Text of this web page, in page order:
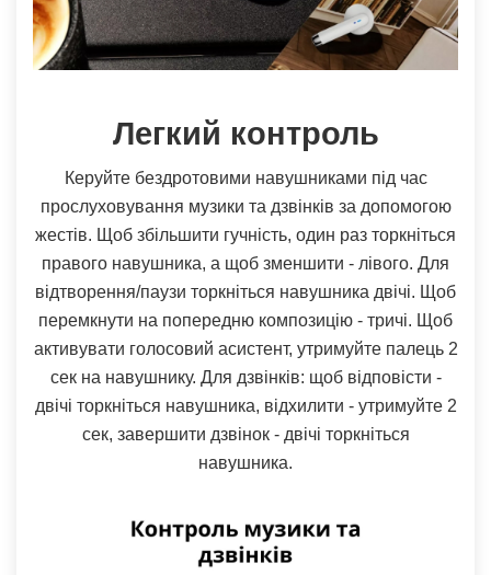
Легкий контроль
Керуйте бездротовими навушниками під час
прослуховування музики та дзвінків за допомогою
жестів. Щоб збільшити гучність, один раз торкніться
правого навушника, а щоб зменшити - лівого. Для
відтворення/паузи торкніться навушника двічі. Щоб
перемкнути на попередню композицію - тричі. Щоб
активувати голосовий асистент, утримуйте палець 2
сек на навушнику. Для дзвінків: щоб відповісти -
двічі торкніться навушника, відхилити - утримуйте 2
сек, завершити дзвінок - двічі торкніться
навушника.